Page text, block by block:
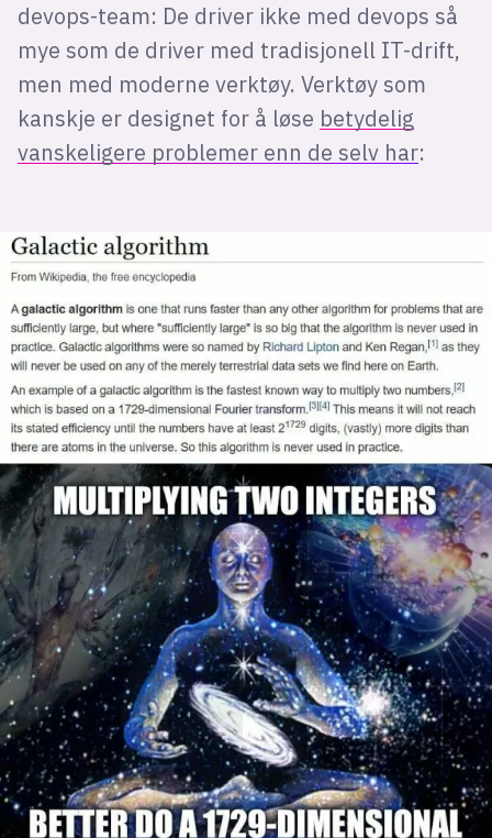
devops-team: De driver ikke med devops så
mye som de driver med tradisjonell IT-drift,
men med moderne verktøy. Verktøy som
kanskje er designet for å løse betydelig
vanskeligere problemer enn de selv har: